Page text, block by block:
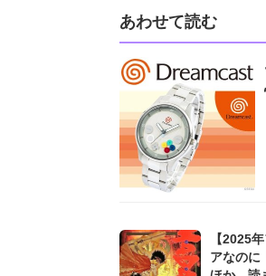
あわせて読む
【2025
アなのに